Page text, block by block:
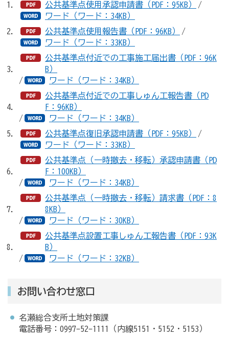
公共基準点使用承認申請書（PDF：95KB）
/
ワード（ワード：34KB）
公共基準点使用報告書（PDF：96KB）
/
ワード（ワード：33KB）
公共基準点付近での工事施工届出書（PDF：96K
B）
/
ワード（ワード：34KB）
公共基準点付近での工事しゅん工報告書（PD
F：96KB）
/
ワード（ワード：34KB）
公共基準点復旧承認申請書（PDF：95KB）
/
ワード（ワード：33KB）
公共基準点（一時撤去・移転）承認申請書（PD
F：100KB）
/
ワード（ワード：34KB）
公共基準点（一時撤去・移転）請求書（PDF：8
8KB）
/
ワード（ワード：30KB）
公共基準点設置工事しゅん工報告書（PDF：93K
B）
/
ワード（ワード：32KB）
お問い合わせ窓口
名瀬総合支所土地対策課
電話番号：0997-52-1111（内線5151・5152・5153）